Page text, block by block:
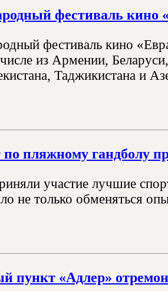
фестиваль кино
фестиваль кино
из Армении,
Таджикистана и
пляжному гандболу
участие лучшие
не только обменяться
пункт «Адлер»